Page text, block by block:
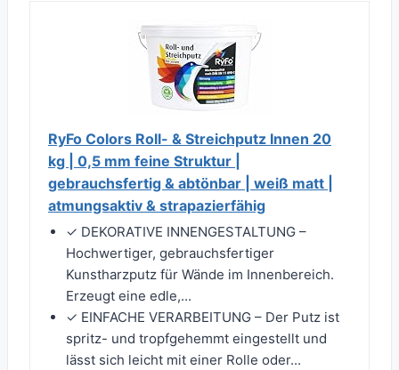
RyFo Colors Roll- & Streichputz Innen 20
kg | 0,5 mm feine Struktur |
gebrauchsfertig & abtönbar | weiß matt |
atmungsaktiv & strapazierfähig
✓ DEKORATIVE INNENGESTALTUNG –
Hochwertiger, gebrauchsfertiger
Kunstharzputz für Wände im Innenbereich.
Erzeugt eine edle,...
✓ EINFACHE VERARBEITUNG – Der Putz ist
spritz- und tropfgehemmt eingestellt und
lässt sich leicht mit einer Rolle oder...